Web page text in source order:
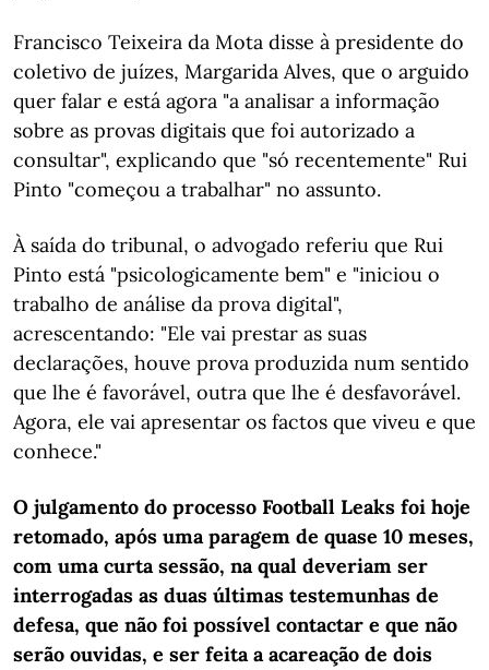
Francisco Teixeira da Mota disse à presidente do
coletivo de juízes, Margarida Alves, que o arguido
quer falar e está agora "a analisar a informação
sobre as provas digitais que foi autorizado a
consultar", explicando que "só recentemente" Rui
Pinto "começou a trabalhar" no assunto.
À saída do tribunal, o advogado referiu que Rui
Pinto está "psicologicamente bem" e "iniciou o
trabalho de análise da prova digital",
acrescentando: "Ele vai prestar as suas
declarações, houve prova produzida num sentido
que lhe é favorável, outra que lhe é desfavorável.
Agora, ele vai apresentar os factos que viveu e que
conhece."
O julgamento do processo Football Leaks foi hoje
retomado, após uma paragem de quase 10 meses,
com uma curta sessão, na qual deveriam ser
interrogadas as duas últimas testemunhas de
defesa, que não foi possível contactar e que não
serão ouvidas, e ser feita a acareação de dois